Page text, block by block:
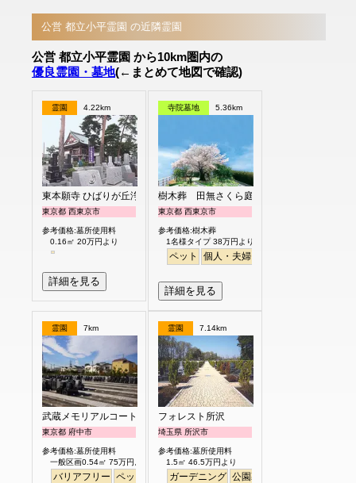
公営 都立小平霊園 の近隣霊園
公営 都立小平霊園 から10km圏内の
優良霊園・墓地(←まとめて地図で確認)
霊園 4.22km
東本願寺 ひばりが丘浄苑
東京都 西東京市
参考価格:墓所使用料
0.16㎡ 20万円より
詳細を見る
寺院墓地 5.36km
樹木葬 田無さくら庭園
東京都 西東京市
参考価格:樹木葬
1名様タイプ 38万円より
ペット 個人・夫婦
詳細を見る
霊園 7km
武蔵メモリアルコート
東京都 府中市
参考価格:墓所使用料
一般区画0.54㎡ 75万円より
バリアフリー ペット 永代供養 個人・夫婦
霊園 7.14km
フォレスト所沢
埼玉県 所沢市
参考価格:墓所使用料
1.5㎡ 46.5万円より
ガーデニング 公園墓地